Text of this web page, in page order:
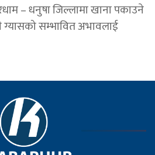
– धनुषा जिल्लामा खाना पकाउने
ग्यासको सम्भावित अभावलाई